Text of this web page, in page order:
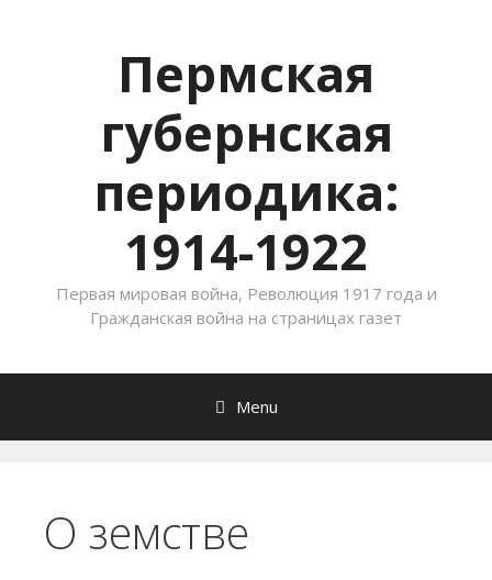
Пермская
губернская
периодика:
1914-1922
Первая мировая война, Революция 1917 года и
Гражданская война на страницах газет
Menu
О земстве